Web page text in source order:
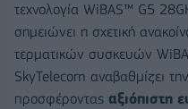
τεχνολογία WiBAS™ G5
σημειώνει η σχετική
τερματικών συσκευών
SkyTelecom αναβαθμίζει
προσφέροντας αξιόπιστη